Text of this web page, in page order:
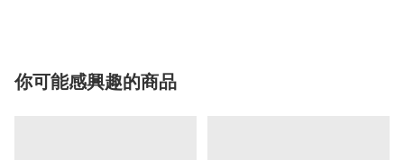
你可能感興趣的商品